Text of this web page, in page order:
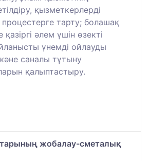
қызметкерлерді
тарту; болашақ
әлем үшін өзекті
үнемді ойлауды
саналы тұтыну
қалыптастыру.
жобалау-сметалық